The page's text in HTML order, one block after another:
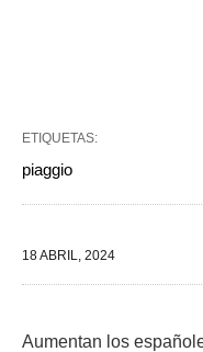
ETIQUETAS:
piaggio
18 ABRIL, 2024
Aumentan los